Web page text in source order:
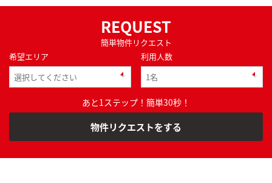
REQUEST
簡単物件リクエスト
希望エリア
利用人数
あと1ステップ！簡単30秒！
物件リクエストをする